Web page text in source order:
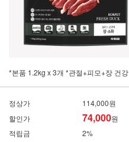
*본품 1.2kg x 3개 *관절+피모+장 건강
정상가
114,000원
할인가
74,000원
적립금
2%